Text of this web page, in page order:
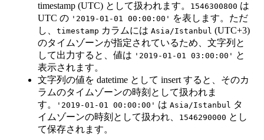
timestamp (UTC) として扱われます。
1546300800 は
UTC の '2019-01-01 00:00:00' を表します。ただ
し、 timestamp カラムには Asia/Istanbul (UTC+3)
のタイムゾーンが指定されているため、文字列と
して出力すると、値は '2019-01-01 03:00:00' と
表示されます。
文字列の値を datetime として insert すると、そのカ
ラムのタイムゾーンの時刻として扱われま
す。
'2019-01-01 00:00:00' は Asia/Istanbul タ
イムゾーンの時刻として扱われ、
1546290000 とし
て保存されます。